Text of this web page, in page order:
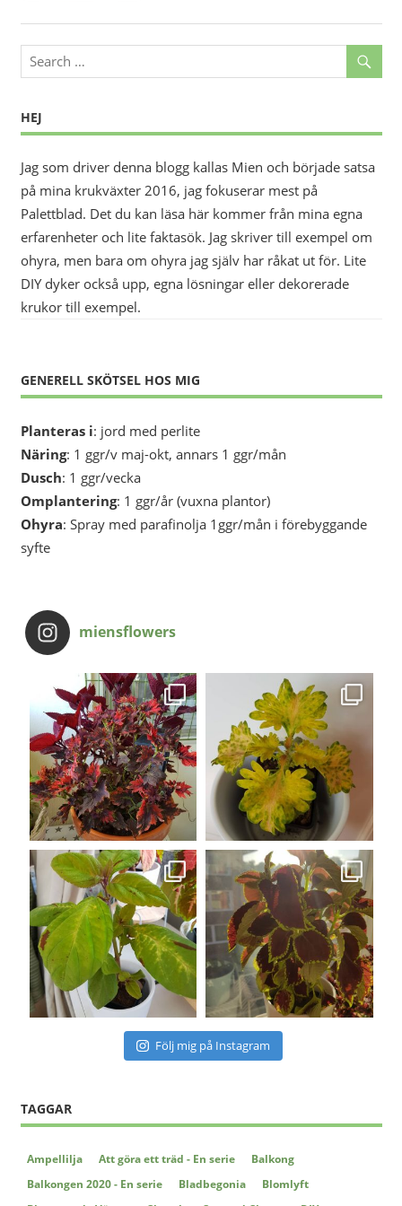
HEJ
Jag som driver denna blogg kallas Mien och började satsa
på mina krukväxter 2016, jag fokuserar mest på
Palettblad. Det du kan läsa här kommer från mina egna
erfarenheter och lite faktasök. Jag skriver till exempel om
ohyra, men bara om ohyra jag själv har råkat ut för. Lite
DIY dyker också upp, egna lösningar eller dekorerade
krukor till exempel.
GENERELL SKÖTSEL HOS MIG
Planteras i: jord med perlite
Näring: 1 ggr/v maj-okt, annars 1 ggr/mån
Dusch: 1 ggr/vecka
Omplantering: 1 ggr/år (vuxna plantor)
Ohyra: Spray med parafinolja 1ggr/mån i förebyggande
syfte
miensflowers
Följ mig på Instagram
TAGGAR
Ampellilja Att göra ett träd - En serie
Balkong
Balkongen 2020 - En serie
Bladbegonia
Blomlyft